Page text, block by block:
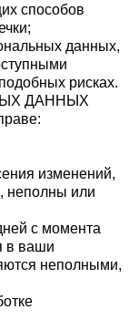
способов
данных,
рисках.
ДАННЫХ
изменений,
неполны или
с момента
в ваши
неполными,